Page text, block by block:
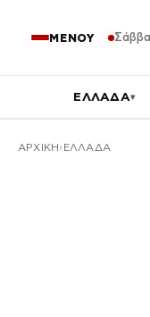
ΜΕΝΟΥ
ΕΛΛΑΔΑ▾
ΑΡΧΙΚΉ ΕΛΛΑΔΑ